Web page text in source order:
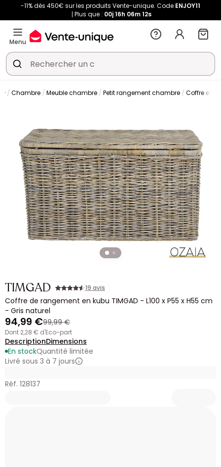
-11% dès 450€ sur les produits Vente-unique. Code ENJOY11
Plus que : 00j 16h 06m 12s
Menu
Chambre Meuble chambre Petit rangement chambre Coffre et
TIMGAD 19 avis
Coffre de rangement en kubu TIMGAD - L100 x P55 x H55 cm
- Gris naturel
94,99 €99,99 €
dont 2,28 € d'Eco-part
DescriptionDimensions
En stockQuantité limitée
Livré sous 3 à 7 jours
Réf. 128137